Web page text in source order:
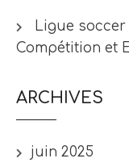
Ligue
Compétition et
ARCHIVES
juin 2025